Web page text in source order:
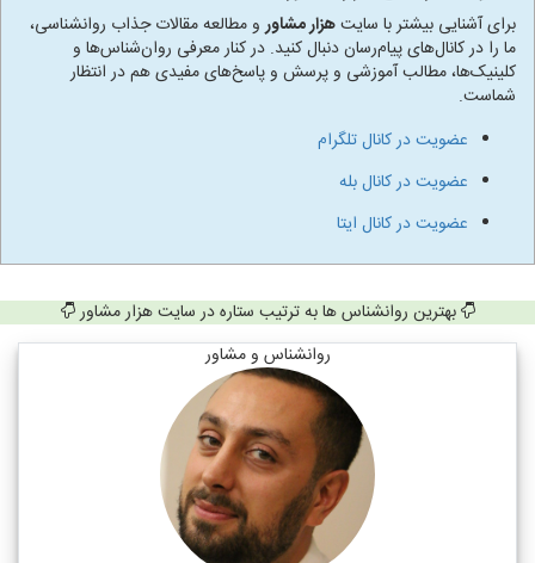
برای آشنایی بیشتر با سایتهزار مشاورو مطالعه مقالات جذاب روانشناسی،
ما را در کانال‌های پیام‌رسان دنبال کنید. در کنار معرفی روان‌شناس‌ها و
کلینیک‌ها، مطالب آموزشی و پرسش و پاسخ‌های مفیدی هم در انتظار
شماست.
عضویت در کانال تلگرام
عضویت در کانال بله
عضویت در کانال ایتا
بهترین روانشناس ها به ترتیب ستاره در سایت هزار مشاور
روانشناس و مشاور